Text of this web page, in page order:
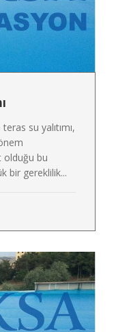
teras su yalıtımı,
olduğu bu
bir gereklilik...